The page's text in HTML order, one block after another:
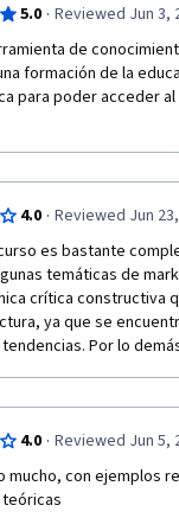
5.0 · Reviewed Jun 3,
de
formación de la
para poder acceder
4.0 · Reviewed Jun
es bastante
temáticas de
crítica constructiva
ya que se
Por lo
4.0 · Reviewed Jun 5,
mucho, con ejemplos